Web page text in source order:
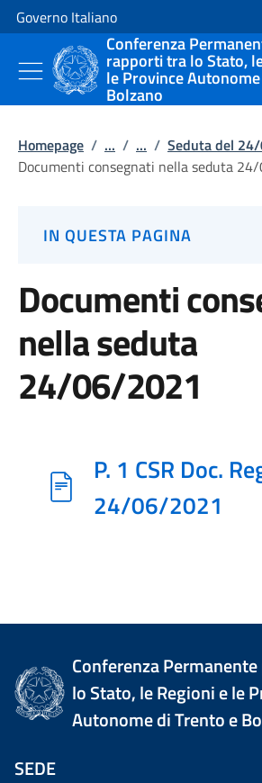
Vai al contenuto
Vai alla navigazione del sito
Governo Italiano
Conferenza
rapporti tra lo Stato,
le Province
Bolzano
Homepage / ... / ... / Seduta del
Documenti consegnati nella seduta
IN QUESTA PAGINA
Documenti
nella seduta
24/06/2021
P. 1 CSR Doc.
24/06/2021
Conferenza
lo Stato, le Regioni e le
Autonome di Trento e
SEDE